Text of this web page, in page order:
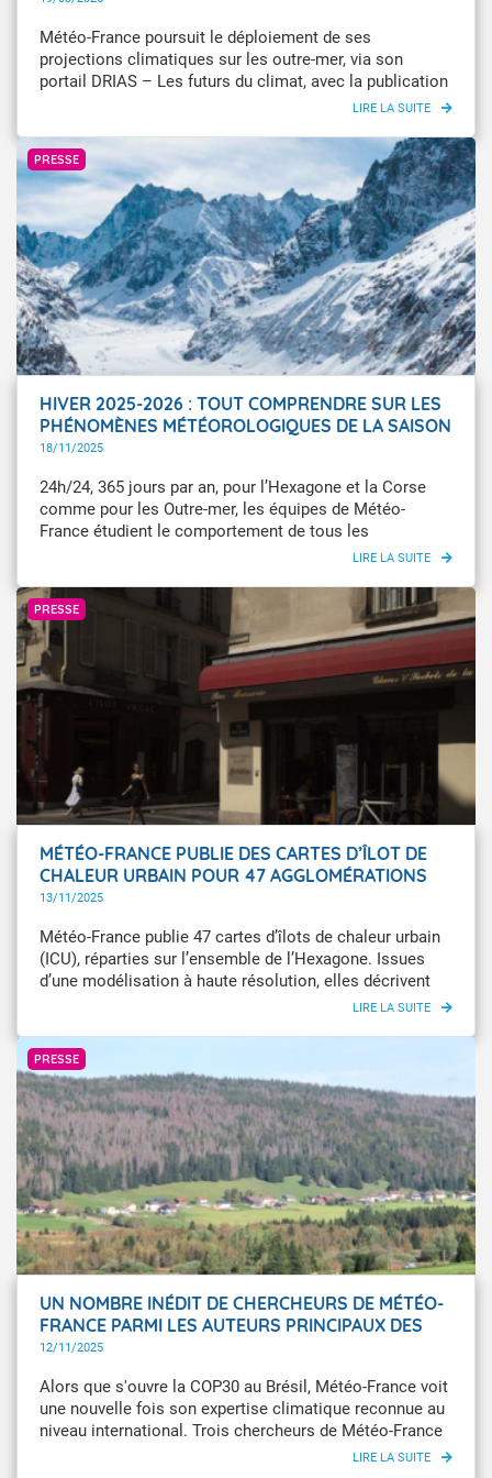
Météo-France poursuit le déploiement de ses
projections climatiques sur les outre-mer, via son
portail DRIAS – Les futurs du climat, avec la publication
service Climadiag Commune est enrichi avec les
informations concernant les territoires de La Réunion,
de Mayotte et de Guyane.
PRESSE
Météo-France / Eddy Duluc
HIVER 2025-2026 : TOUT COMPRENDRE SUR LES
PHÉNOMÈNES MÉTÉOROLOGIQUES DE LA SAISON
HIVERNALE
18/11/2025
24h/24, 365 jours par an, pour l’Hexagone et la Corse
comme pour les Outre-mer, les équipes de Météo-
France étudient le comportement de tous les
phénomènes météorologiques et prévoient leurs
PRESSE
Damien Rietz / L'Œil du Climat
MÉTÉO-FRANCE PUBLIE DES CARTES D’ÎLOT DE
CHALEUR URBAIN POUR 47 AGGLOMÉRATIONS
13/11/2025
Météo-France publie 47 cartes d’îlots de chaleur urbain
(ICU), réparties sur l’ensemble de l’Hexagone. Issues
d’une modélisation à haute résolution, elles décrivent
l’intensité de la surchauffe urbaine à une échelle locale.
acteurs de l’aménagement qui souhaitent élaborer des
politiques d’adaptation au changement climatique.
PRESSE
Mathieu Mirabel- L'Œil du Climat -Météo-France
UN NOMBRE INÉDIT DE CHERCHEURS DE MÉTÉO-
FRANCE PARMI LES AUTEURS PRINCIPAUX DES
PROCHAINS RAPPORTS DU GIEC
12/11/2025
Alors que s'ouvre la COP30 au Brésil, Météo-France voit
une nouvelle fois son expertise climatique reconnue au
niveau international. Trois chercheurs de Météo-France
ont été retenus comme auteurs principaux pour le 7e